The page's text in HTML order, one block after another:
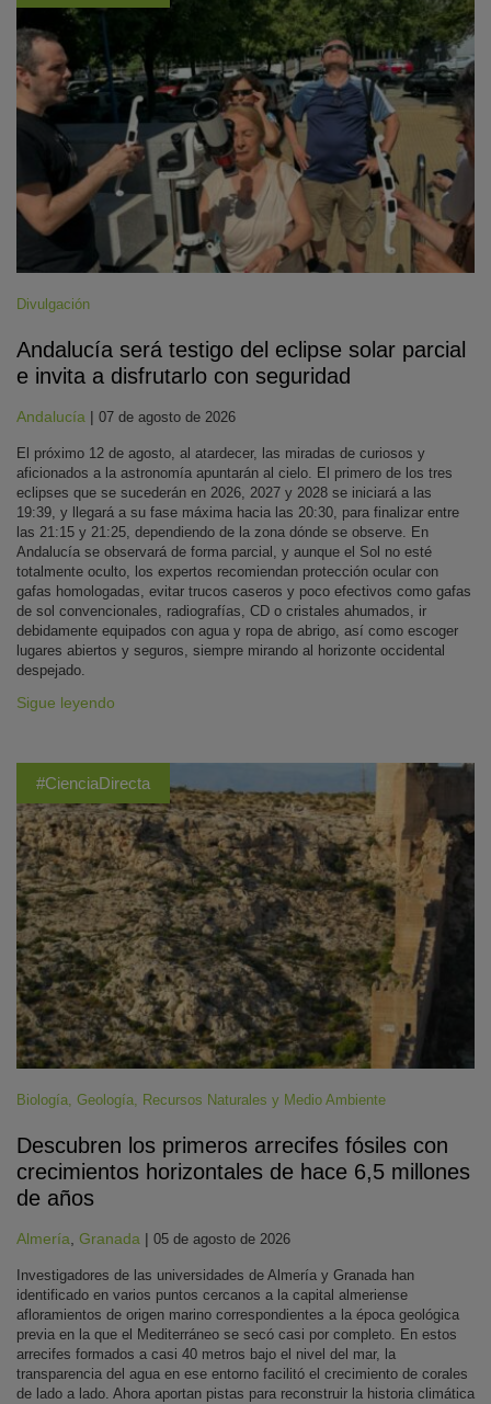
Divulgación
Andalucía será testigo del eclipse solar parcial
e invita a disfrutarlo con seguridad
Andalucía | 07 de agosto de 2026
El próximo 12 de agosto, al atardecer, las miradas de curiosos y
aficionados a la astronomía apuntarán al cielo. El primero de los tres
eclipses que se sucederán en 2026, 2027 y 2028 se iniciará a las
19:39, y llegará a su fase máxima hacia las 20:30, para finalizar entre
las 21:15 y 21:25, dependiendo de la zona dónde se observe. En
Andalucía se observará de forma parcial, y aunque el Sol no esté
totalmente oculto, los expertos recomiendan protección ocular con
gafas homologadas, evitar trucos caseros y poco efectivos como gafas
de sol convencionales, radiografías, CD o cristales ahumados, ir
debidamente equipados con agua y ropa de abrigo, así como escoger
lugares abiertos y seguros, siempre mirando al horizonte occidental
despejado.
Sigue leyendo
#CienciaDirecta
Biología, Geología, Recursos Naturales y Medio Ambiente
Descubren los primeros arrecifes fósiles con
crecimientos horizontales de hace 6,5 millones
de años
Almería, Granada | 05 de agosto de 2026
Investigadores de las universidades de Almería y Granada han
identificado en varios puntos cercanos a la capital almeriense
afloramientos de origen marino correspondientes a la época geológica
previa en la que el Mediterráneo se secó casi por completo. En estos
arrecifes formados a casi 40 metros bajo el nivel del mar, la
transparencia del agua en ese entorno facilitó el crecimiento de corales
de lado a lado. Ahora aportan pistas para reconstruir la historia climática